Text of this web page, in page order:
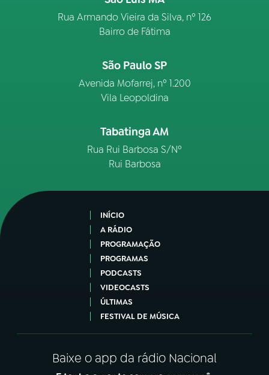
Rua Armando Vieira da Silva, nº 126
Bairro de Fátima
São Paulo SP
Avenida Mofarrej, nº 1.200
Vila Leopoldina
Tabatinga AM
Rua Rui Barbosa S/Nº
Rui Barbosa
INÍCIO
A RÁDIO
PROGRAMAÇÃO
PROGRAMAS
PODCASTS
VIDEOCASTS
ÚLTIMAS
FESTIVAL DE MÚSICA
Baixe o app da rádio Nacional